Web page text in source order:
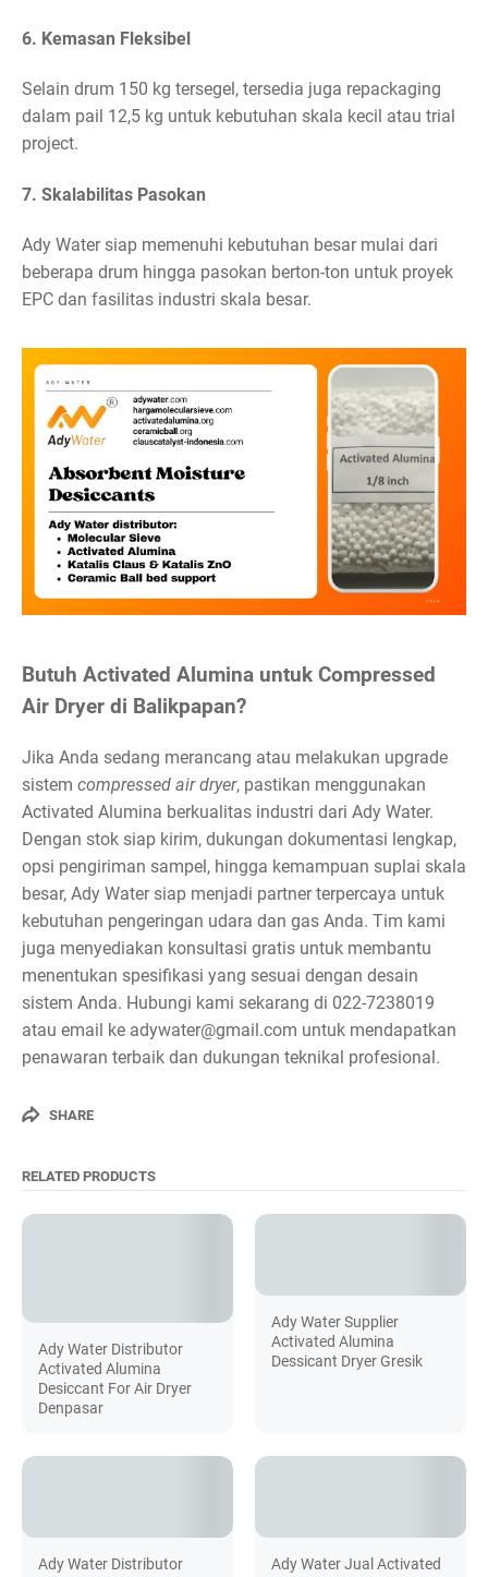
6. Kemasan Fleksibel
Selain drum 150 kg tersegel, tersedia juga repackaging
dalam pail 12,5 kg untuk kebutuhan skala kecil atau trial
project.
7. Skalabilitas Pasokan
Ady Water siap memenuhi kebutuhan besar mulai dari
beberapa drum hingga pasokan berton-ton untuk proyek
EPC dan fasilitas industri skala besar.
Butuh Activated Alumina untuk Compressed
Air Dryer di Balikpapan?
Jika Anda sedang merancang atau melakukan upgrade
sistem compressed air dryer, pastikan menggunakan
Activated Alumina berkualitas industri dari Ady Water.
Dengan stok siap kirim, dukungan dokumentasi lengkap,
opsi pengiriman sampel, hingga kemampuan suplai skala
besar, Ady Water siap menjadi partner terpercaya untuk
kebutuhan pengeringan udara dan gas Anda. Tim kami
juga menyediakan konsultasi gratis untuk membantu
menentukan spesifikasi yang sesuai dengan desain
sistem Anda. Hubungi kami sekarang di 022-7238019
atau email ke adywater@gmail.com untuk mendapatkan
penawaran terbaik dan dukungan teknikal profesional.
SHARE
RELATED PRODUCTS
Ady Water Distributor
Activated Alumina
Desiccant For Air Dryer
Denpasar
Ady Water Supplier
Activated Alumina
Dessicant Dryer Gresik
Ady Water Distributor
Ady Water Jual Activated